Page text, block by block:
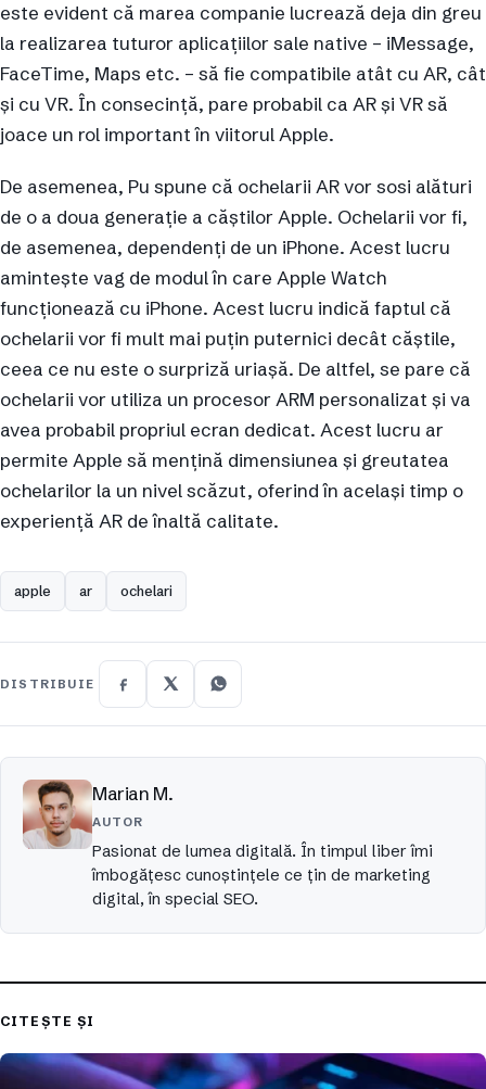
este evident că marea companie lucrează deja din greu
la realizarea tuturor aplicațiilor sale native – iMessage,
FaceTime, Maps etc. – să fie compatibile atât cu AR, cât
și cu VR. În consecință, pare probabil ca AR și VR să
joace un rol important în viitorul Apple.
De asemenea, Pu spune că ochelarii AR vor sosi alături
de o a doua generație a căștilor Apple. Ochelarii vor fi,
de asemenea, dependenți de un iPhone. Acest lucru
amintește vag de modul în care Apple Watch
funcționează cu iPhone. Acest lucru indică faptul că
ochelarii vor fi mult mai puțin puternici decât căștile,
ceea ce nu este o surpriză uriașă. De altfel, se pare că
ochelarii vor utiliza un procesor ARM personalizat și va
avea probabil propriul ecran dedicat. Acest lucru ar
permite Apple să mențină dimensiunea și greutatea
ochelarilor la un nivel scăzut, oferind în același timp o
experiență AR de înaltă calitate.
apple ar ochelari
DISTRIBUIE
Marian M.
AUTOR
Pasionat de lumea digitală. În timpul liber îmi
îmbogățesc cunoștințele ce țin de marketing
digital, în special SEO.
CITEȘTE ȘI